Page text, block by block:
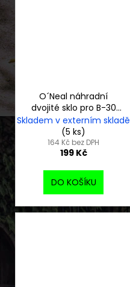
O´Neal náhradní
dvojité sklo pro B-30
šedé
Skladem v externím skladě
(5 ks)
164 Kč bez DPH
199 Kč
DO KOŠÍKU